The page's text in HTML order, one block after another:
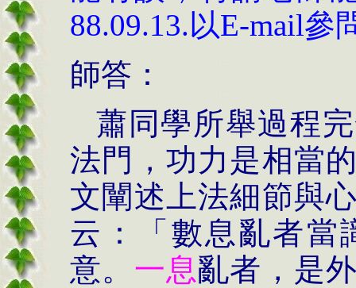
88.09.13.以E-mail參
師答：
蕭同學所舉過程
法門，功力是相當
文闡述上法細節與
云：「數息亂者當
意。 一息亂者，是